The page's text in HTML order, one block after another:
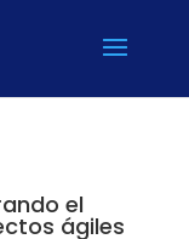
el
ágiles